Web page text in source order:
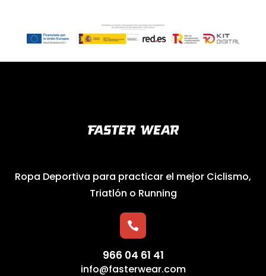
Ropa Deportiva para practicar el mejor Ciclismo,
Triatlón o Running

966 04 61 41
info@fasterwear.com